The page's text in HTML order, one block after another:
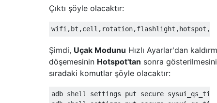
Çıktı şöyle olacaktır:
Şimdi, Uçak Modunu Hızlı Ayarlar'dan
döşemesinin Hotspot'tan sonra
sıradaki komutlar şöyle olacaktır:
adb shell settings put secure